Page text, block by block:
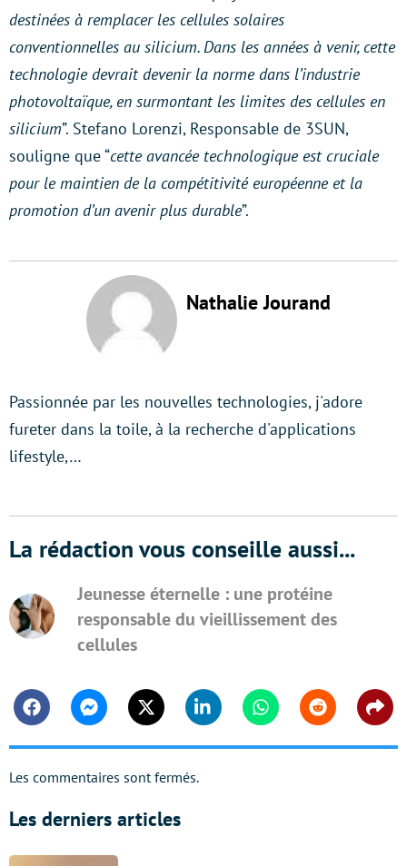
destinées à remplacer les cellules solaires
conventionnelles au silicium. Dans les années à venir, cette
technologie devrait devenir la norme dans l’industrie
photovoltaïque, en surmontant les limites des cellules en
silicium”. Stefano Lorenzi, Responsable de 3SUN,
souligne que “cette avancée technologique est cruciale
pour le maintien de la compétitivité européenne et la
promotion d’un avenir plus durable”.
Nathalie Jourand
Passionnée par les nouvelles technologies, j'adore
fureter dans la toile, à la recherche d'applications
lifestyle,…
La rédaction vous conseille aussi...
Jeunesse éternelle : une protéine
responsable du vieillissement des
cellules
FacebookMessengerTwitter Linkedin WhatsappReddit
Les commentaires sont fermés.
Les derniers articles